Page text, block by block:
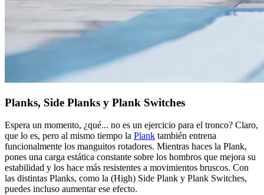
Planks, Side Planks y Plank Switches
Espera un momento, ¿qué... no es un ejercicio para el tronco? Claro,
que lo es, pero al mismo tiempo la Plank también entrena
funcionalmente los manguitos rotadores. Mientras haces la Plank,
pones una carga estática constante sobre los hombros que mejora su
estabilidad y los hace más resistentes a movimientos bruscos. Con
las distintas Planks, como la (High) Side Plank y Plank Switches,
puedes incluso aumentar ese efecto.